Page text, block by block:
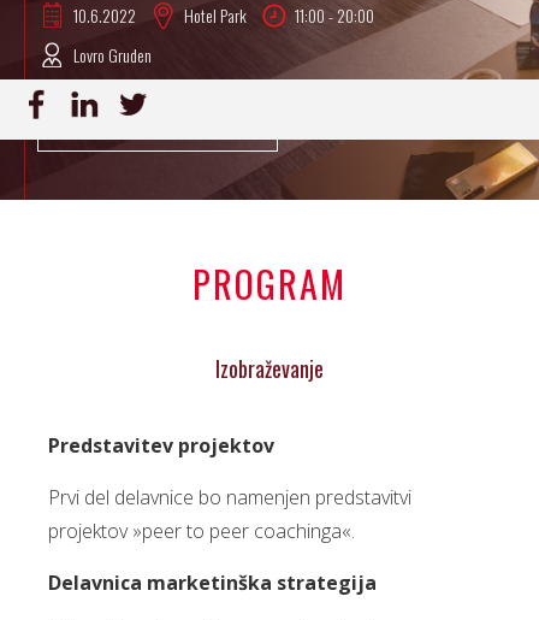
10.6.2022 Hotel Park
11:00 - 20:00
Lovro Gruden
PROGRAM
Izobraževanje
Predstavitev projektov
Prvi del delavnice bo namenjen predstavitvi
projektov »peer to peer coachinga«.
Delavnica marketinška strategija